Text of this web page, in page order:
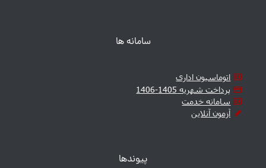
سامانه ها
اتوماسیون اداری
پرداخت شهریه 1405-1406
سامانه خدمت
آزمون آنلاین
پیوندها